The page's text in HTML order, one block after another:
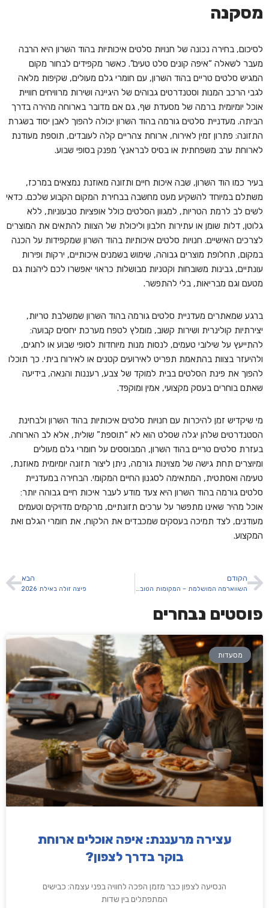
מסקנה
לסיכום, בחירה נכונה של חנויות סלטים איכותיות בהוד השרון היא הרבה
מעבר לשאלה “איפה קונים סלט טעים”. כאשר מקפידים לבחור מקום
המגיש סלטים טריים בהוד השרון, עם חומרי גלם מעולים, שקיפות מלאה
לגבי הרכב המנות וסטנדרטים גבוהים של היגיינה ושירות מרוויחים חוויית
אוכל יומיומית ברמה של מסעדת שף, גם אם מדובר בארוחה מהירה בדרך
הביתה. מעדניית סלטים גורמה בהוד השרון יכולה להפוך לאבן יסוד בשגרת
התזונה: פתרון זמין לאירוח, ארוחת צהריים קלה לעובדים, תוספת מעודנת
לארוחת ערב משפחתית או בסיס לבראנץ’ מפנק בסופי שבוע.
בעיר כמו הוד השרון, שבה איכות חיים ותזונה מאוזנת נמצאים במרכז,
משתלם במיוחד להשקיע מעט מחשבה בבחירת המקום הקבוע שלכם. כדאי
לשים לב לרמת הטריות, למגוון הסלטים כולל אופציות טבעוניות, ללא
גלוטן, דלות שומן או עתירות חלבון וליכולת של הצוות להתאים את המוצרים
לצרכים האישיים. חנויות סלטים איכותיות בהוד השרון שמקפידות על הכנה
במקום, תחלופת מוצרים גבוהה, שימוש בשמנים איכותיים, ירקות ופירות
עונתיים, גבינות משובחות וקטניות מבושלות כראוי יאפשרו לכם ליהנות גם
מטעם וגם מבריאות, בלי להתפשר.
ברגע שמאתרים מעדניית סלטים גורמה בהוד השרון שמשלבת טריות,
יצירתיות קולינרית ושירות קשוב, מומלץ לטפח מערכת יחסים קבועה:
להתייעץ על שילובי טעמים, לנסות מנות מיוחדות לסופי שבוע או לחגים,
ולהיעזר בצוות בהתאמת תפריט לאירועים קטנים או לאירוח ביתי. כך תוכלו
להפוך את פינת הסלטים בבית למוקד של צבע, רעננות והנאה, בידיעה
שאתם בוחרים בעסק מקצועי, אמין ומוקפד.
מי שיקדיש זמן להיכרות עם חנויות סלטים איכותיות בהוד השרון ולבחינת
הסטנדרטים שלהן יגלה שסלט הוא לא “תוספת” שולית, אלא לב הארוחה.
בעזרת סלטים טריים בהוד השרון, המבוססים על חומרי גלם מעולים
ומיוצרים תחת גישה של מצוינות גורמה, ניתן ליצור תזונה יומיומית מאוזנת,
טעימה ואסתטית, המתאימה לסגנון החיים המקומי. הבחירה במעדניית
סלטים גורמה בהוד השרון היא צעד מודע לעבר איכות חיים גבוהה יותר:
אוכל מהיר שאינו מתפשר על ערכים תזונתיים, מרקמים מדויקים וטעמים
מעודנים, לצד תמיכה בעסקים שמכבדים את הלקוח, את חומרי הגלם ואת
המקצוע.
הקודם
השווארמה המושלמת – המקומות הטובים ביותר בתל אביב
הבא
פיצה זולה באילת 2026
פוסטים נבחרים
מסעדות
עצירה מרעננת: איפה אוכלים ארוחת
בוקר בדרך לצפון?
הנסיעה לצפון כבר מזמן הפכה לחוויה בפני עצמה: כבישים
המתפתלים בין שדות